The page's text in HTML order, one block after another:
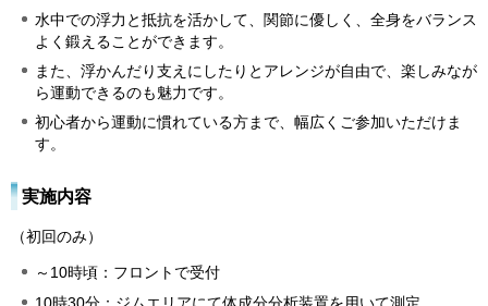
水中での浮力と抵抗を活かして、関節に優しく、全身をバランス
よく鍛えることができます。
また、浮かんだり支えにしたりとアレンジが自由で、楽しみなが
ら運動できるのも魅力です。
初心者から運動に慣れている方まで、幅広くご参加いただけま
す。
実施内容
（初回のみ）
～10時頃：フロントで受付
10時30分：ジムエリアにて体成分分析装置を用いて測定